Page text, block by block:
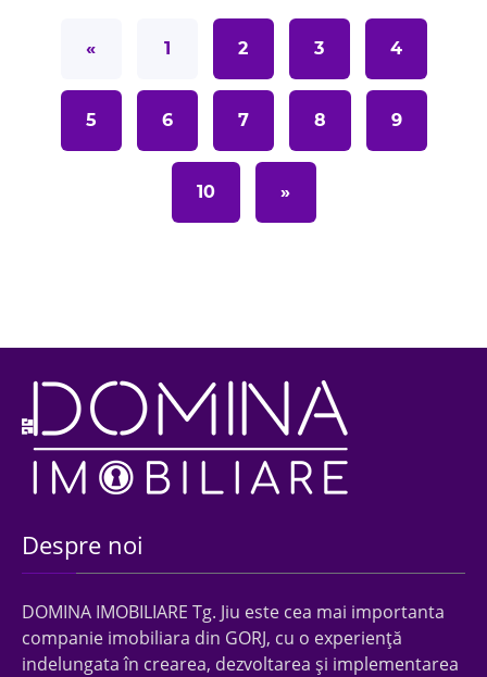
« 1 2 3 4
5 6 7 8 9
10 »
Despre noi
DOMINA IMOBILIARE Tg. Jiu este cea mai importanta
companie imobiliara din GORJ, cu o experienţă
indelungata în crearea, dezvoltarea şi implementarea